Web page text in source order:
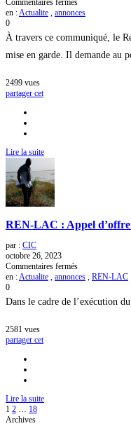
du
Réquisitions
citoyens
:
en : Actualite
annonces
0
À travers ce communiqué, le
mise en garde. Il demande au
2499 vues
partager cet
Lire la suite
REN-LAC : Appel d’offre
par : CIC
octobre 26, 2023
Commentaires ferméssur
REN-
:
Appel
en :Actualite , annonces , REN-LAC
0
Dans le cadre de l’exécution
2581 vues
partager cet
Lire la suite
1 2 … 18
Archives